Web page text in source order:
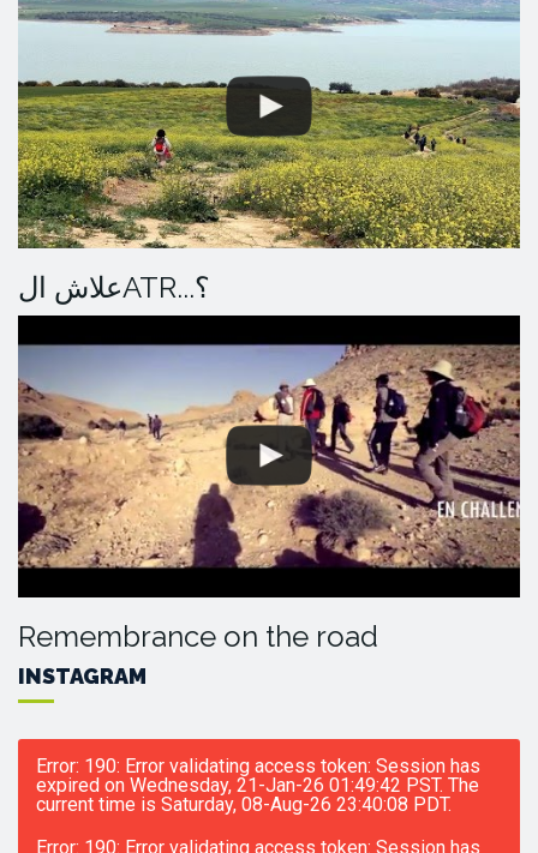
علاش الATR...؟
Remembrance on the road
INSTAGRAM
Error: 190: Error validating access token: Session has
expired on Wednesday, 21-Jan-26 01:49:42 PST. The
current time is Saturday, 08-Aug-26 23:40:08 PDT.
Error: 190: Error validating access token: Session has